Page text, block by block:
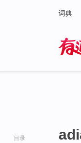
词典
目录